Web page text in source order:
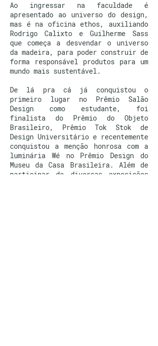
Ao ingressar na faculdade é
apresentado ao universo do design,
mas é na oficina ethos, auxiliando
Rodrigo Calixto e Guilherme Sass
que começa a desvendar o universo
da madeira, para poder construir de
forma responsável produtos para um
mundo mais sustentável.
De lá pra cá já conquistou o
primeiro lugar no Prêmio Salão
Design como estudante, foi
finalista do Prêmio do Objeto
Brasileiro, Prêmio Tok Stok de
Design Universitário e recentemente
conquistou a menção honrosa com a
luminária Wé no Prêmio Design do
Museu da Casa Brasileira. Além de
participar de diversas exposições